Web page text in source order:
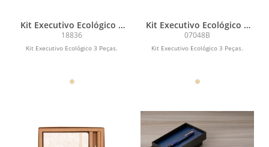
Kit Executivo Ecológico 3
Peças
18836
Kit Executivo Ecológico 3 Peças.
Kit Executivo Ecológico 3
Peças
07048B
Kit Executivo Ecológico 3 Peças.